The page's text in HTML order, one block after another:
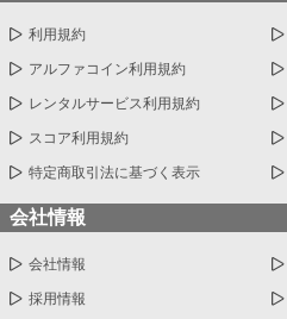
利用規約
アルファコイン利用規約
レンタルサービス利用規約
スコア利用規約
特定商取引法に基づく表示
会社情報
会社情報
採用情報